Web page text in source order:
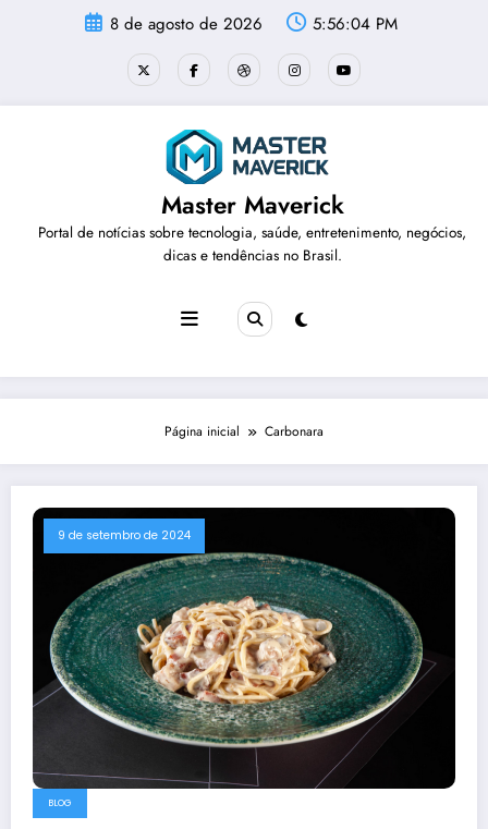
8 de agosto de 2026 5:56:04 PM
Master Maverick
Portal de notícias sobre tecnologia, saúde, entretenimento, negócios,
dicas e tendências no Brasil.
Página inicial Carbonara
9 de setembro de 2024
BLOG